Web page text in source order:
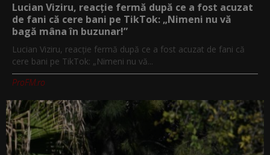
Lucian Viziru, reacție fermă după ce a fost acuzat
de fani că cere bani pe TikTok: „Nimeni nu vă
bagă mâna în buzunar!”
Lucian Viziru, reacție fermă după ce a fost acuzat de fani că
cere bani pe TikTok: „Nimeni nu vă...
ProFM.ro